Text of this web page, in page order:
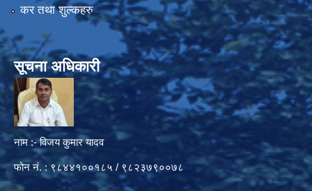
कर तथा शुल्कहरु
सूचना अधिकारी
नाम :- विजय कुमार यादव
फोन नं. : ९८४४१००१८५ / ९८२३७९००७८